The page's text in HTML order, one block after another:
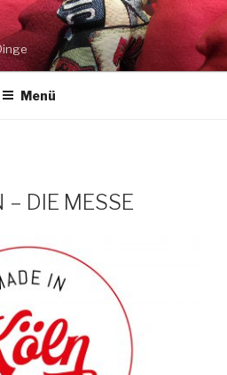
Menü
DIE MESSE